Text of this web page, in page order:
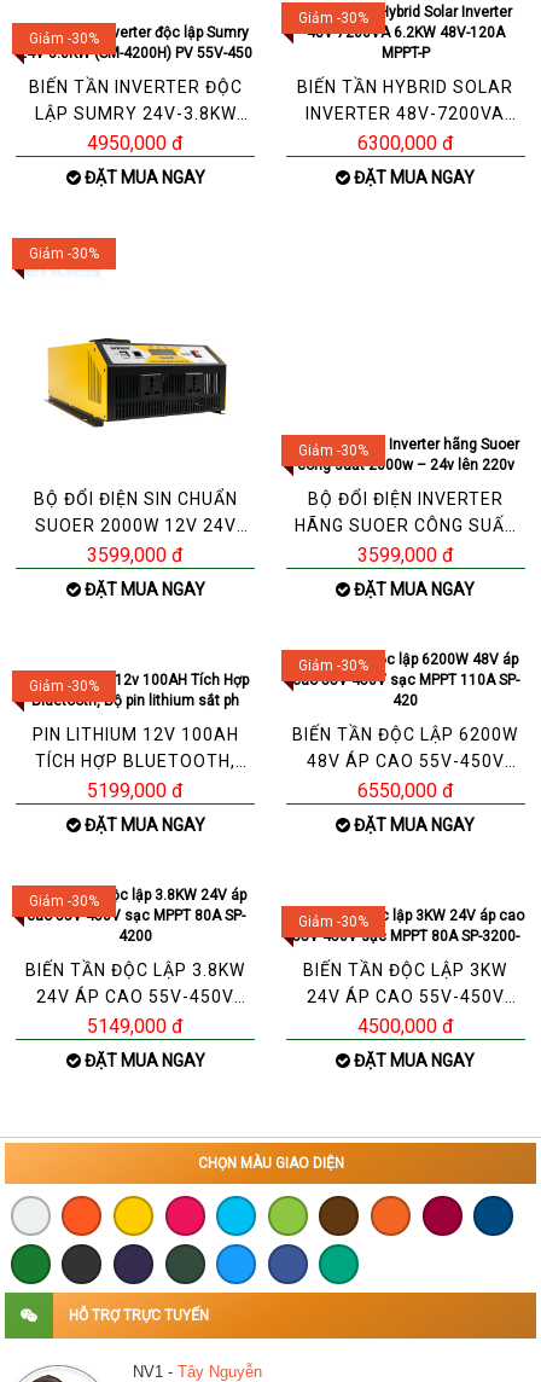
Giảm -30%
BIẾN TẦN INVERTER ĐỘC
LẬP SUMRY 24V-3.8KW
(SM-4200H) PV 55V-450
4950,000 đ
ĐẶT MUA NGAY
Giảm -30%
BIẾN TẦN HYBRID SOLAR
INVERTER 48V-7200VA
6.2KW 48V-120A MPPT-P
6300,000 đ
ĐẶT MUA NGAY
Giảm -30%
BỘ ĐỔI ĐIỆN SIN CHUẨN
SUOER 2000W 12V 24V
SANG 220V - MODEL PSA
3599,000 đ
ĐẶT MUA NGAY
Giảm -30%
BỘ ĐỔI ĐIỆN INVERTER
HÃNG SUOER CÔNG SUẤT
2000W – 24V LÊN 220V
3599,000 đ
ĐẶT MUA NGAY
Giảm -30%
PIN LITHIUM 12V 100AH
TÍCH HỢP BLUETOOTH,
BỘ PIN LITHIUM SẮT PH
5199,000 đ
ĐẶT MUA NGAY
Giảm -30%
BIẾN TẦN ĐỘC LẬP 6200W
48V ÁP CAO 55V-450V
SẠC MPPT 110A SP-420
6550,000 đ
ĐẶT MUA NGAY
Giảm -30%
BIẾN TẦN ĐỘC LẬP 3.8KW
24V ÁP CAO 55V-450V
SẠC MPPT 80A SP-4200
5149,000 đ
ĐẶT MUA NGAY
Giảm -30%
BIẾN TẦN ĐỘC LẬP 3KW
24V ÁP CAO 55V-450V
SẠC MPPT 80A SP-3200-
4500,000 đ
ĐẶT MUA NGAY
CHỌN MÀU GIAO DIỆN
HỖ TRỢ TRỰC TUYẾN
NV1 - Tây Nguyễn